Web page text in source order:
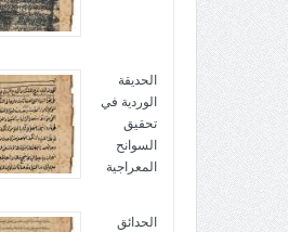
الحديقة
الوردية في
تحقيق
السوانح
المعراجية
الحدائق